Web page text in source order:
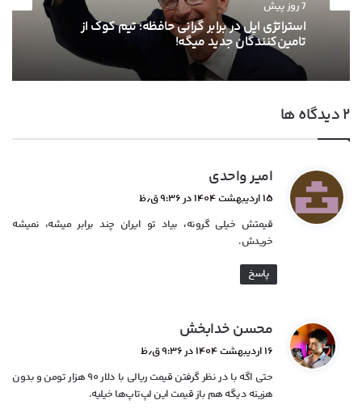
7 روز پیش
استراتژی اپل در برابر گرانی حافظه؛ تیم کوک از
7 روز پیش
پس از انویدیا، AMD هم قصد افزایش قیمت
کارت‌های گرافیکش رو داره!
‫۲ دیدگاه ها
امیر واحدی
ف
:
۱۵ اردیبهشت ۱۴۰۴ در ۹:۳۶ ق٫ظ
قیمتش خیلی گرونه، بیاد تو ایران چند برابر میشه، نمیشه
خریدش.
پاسخ
محسن خدابخش
ف
:
۱۶ اردیبهشت ۱۴۰۴ در ۹:۳۶ ق٫ظ
حتی اگه با در نظر گرفتن قیمت ریالی با دلار ۹۰ هزار تومن و بدون
هزینه دیگه هم باز قیمت این لپ‌تاپ‌ها خیلیه.